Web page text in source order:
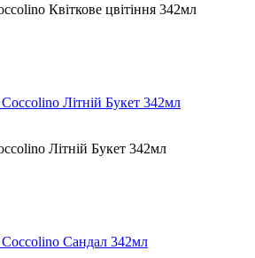
Квіткове цвітіння 342мл
Літній Букет 342мл